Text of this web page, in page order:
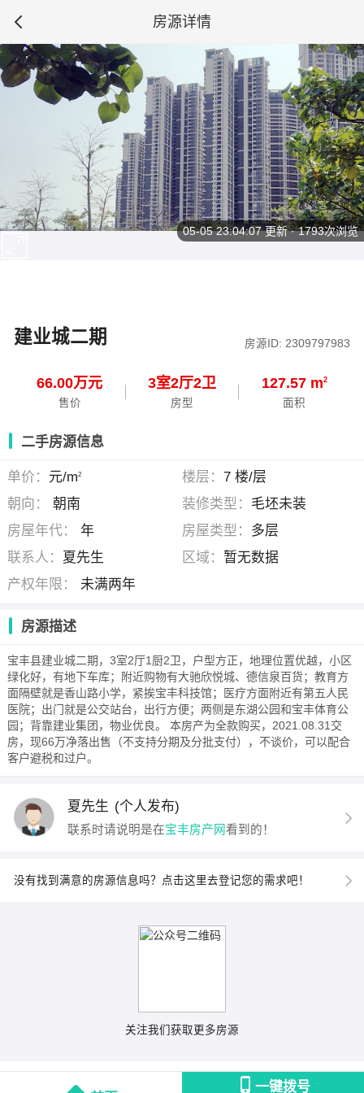
房源详情
建业城二期 房源ID: 2309797983
66.00万元
售价
3室2厅2卫
房型
127.57 m2
面积
一键拨号
05-05 23:04:07更新 · 1793次浏览
二手房源信息
单价： 元/m2 楼层： 7 楼/层
朝向：
朝南 装修类型： 毛坯未装
房屋年代：
年 房屋类型： 多层
联系人： 夏先生 区域： 暂无数据
产权年限：
未满两年
房源描述
宝丰县建业城二期，3室2厅1厨2卫，户型方正，地理位置优越，小区
绿化好，有地下车库；附近购物有大驰欣悦城、德信泉百货；教育方
面隔壁就是香山路小学，紧挨宝丰科技馆；医疗方面附近有第五人民
医院；出门就是公交站台，出行方便；两侧是东湖公园和宝丰体育公
园；背靠建业集团，物业优良。 本房产为全款购买，2021.08.31交
房，现66万净落出售（不支持分期及分批支付），不谈价，可以配合
客户避税和过户。
夏先生 (个人发布)
联系时请说明是在宝丰房产网看到的！
没有找到满意的房源信息吗？点击这里去登记您的需求吧！
关注我们获取更多房源